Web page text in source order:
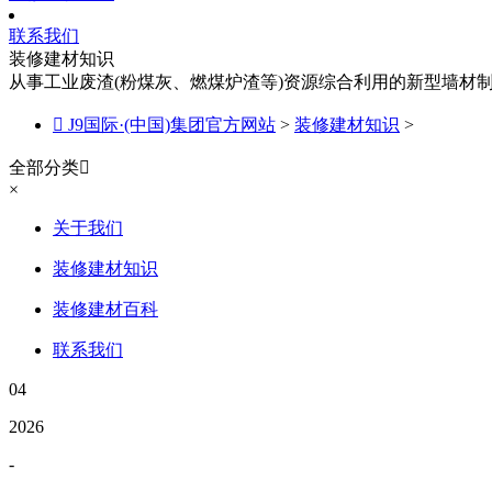
联系我们
装修建材知识
从事工业废渣(粉煤灰、燃煤炉渣等)资源综合利用的新型墙材
 J9国际·(中国)集团官方网站 > 装修建材知识 >
全部分类
×
关于我们
装修建材知识
装修建材百科
联系我们
04
2026
-